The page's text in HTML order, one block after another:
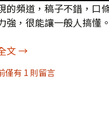
的頻道，稿子不錯，口
強，很能讓一般人搞懂。
文不是左派壓倒左派，
→
僅有 1 則留言